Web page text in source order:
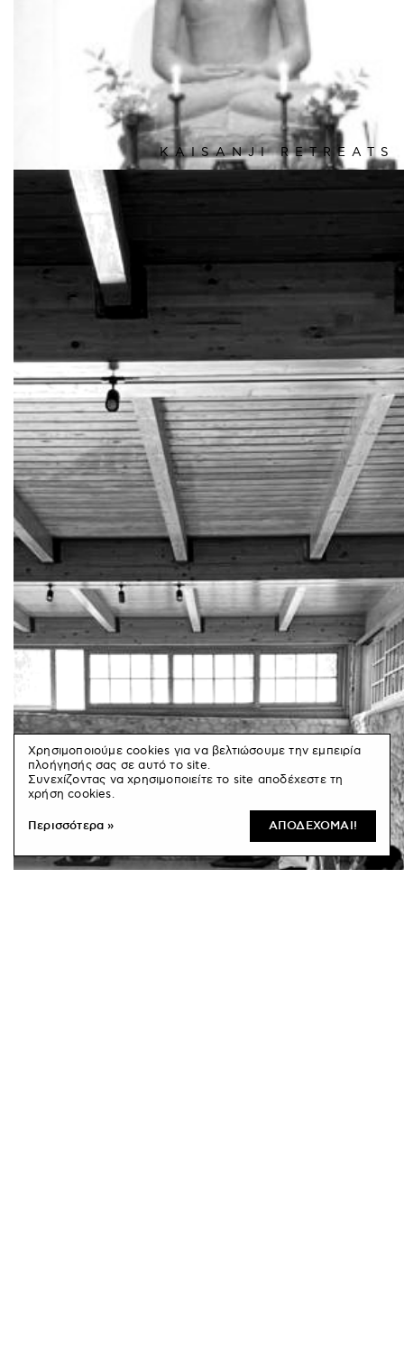
ΑΠΟΔΕΧΟΜΑΙ!
Χρησιμοποιούμε cookies για να βελτιώσουμε την εμπειρία
πλοήγησής σας σε αυτό το site.
Συνεχίζοντας να χρησιμοποιείτε το site αποδέχεστε τη
χρήση cookies.
Περισσότερα »
KAISANJI RETREATS